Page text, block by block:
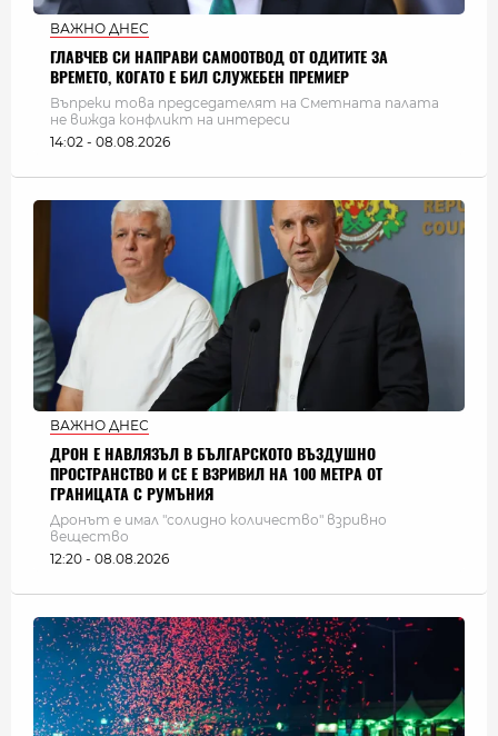
ВАЖНО ДНЕС
ГЛАВЧЕВ СИ НАПРАВИ САМООТВОД ОТ ОДИТИТЕ ЗА
ВРЕМЕТО, КОГАТО Е БИЛ СЛУЖЕБЕН ПРЕМИЕР
Въпреки това председателят на Сметната палата
не вижда конфликт на интереси
14:02 - 08.08.2026
ВАЖНО ДНЕС
ДРОН Е НАВЛЯЗЪЛ В БЪЛГАРСКОТО ВЪЗДУШНО
ПРОСТРАНСТВО И СЕ Е ВЗРИВИЛ НА 100 МЕТРА ОТ
ГРАНИЦАТА С РУМЪНИЯ
Дронът е имал "солидно количество" взривно
вещество
12:20 - 08.08.2026